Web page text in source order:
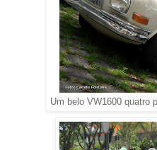
Um belo VW1600 quatro